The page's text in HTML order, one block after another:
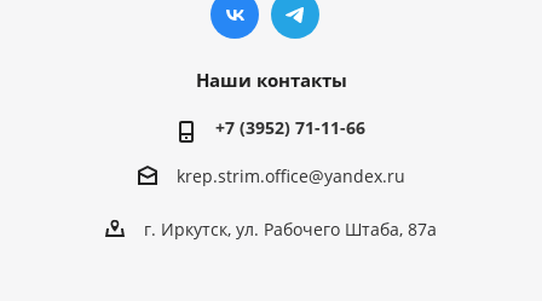
Наши контакты
+7 (3952) 71-11-66
krep.strim.office@yandex.ru
г. Иркутск, ул. Рабочего Штаба, 87а